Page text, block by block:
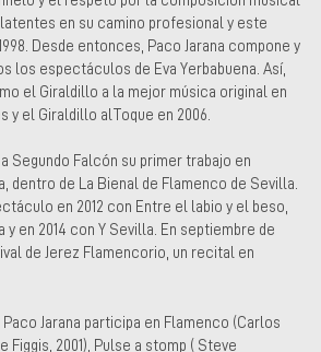
en su camino profesional y este
Desde entonces, Paco Jarana compone y
los espectáculos de Eva Yerbabuena. Así,
el Giraldillo a la mejor música original en
y el Giraldillo alToque en 2006.
Segundo Falcón su primer trabajo en
dentro de La Bienal de Flamenco de Sevilla.
en 2012 con Entre el labio y el beso,
y en 2014 con Y Sevilla. En septiembre de
de Jerez Flamencorio, un recital en
Jarana participa en Flamenco (Carlos
Figgis, 2001), Pulse a stomp ( Steve